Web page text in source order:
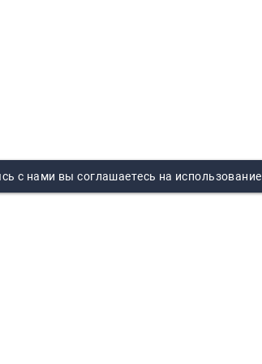
с нами вы соглашаетесь на использование